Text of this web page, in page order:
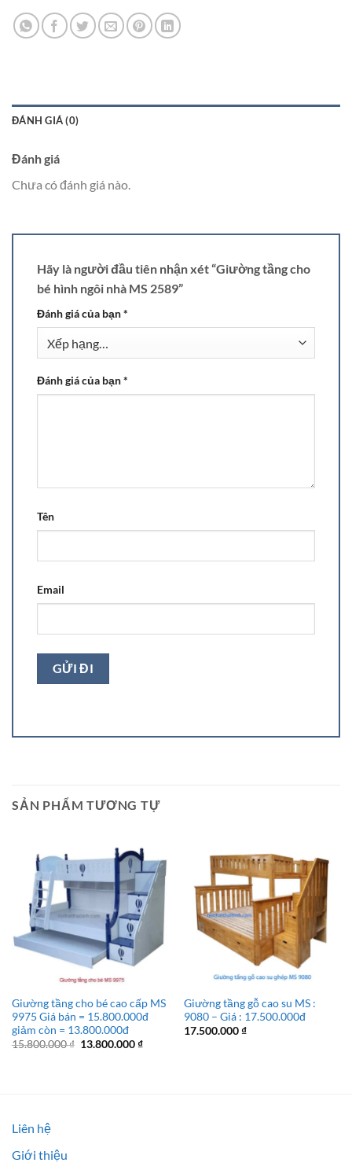
ĐÁNH GIÁ (0)
Đánh giá
Chưa có đánh giá nào.
Hãy là người đầu tiên nhận xét “Giường tầng cho
bé hình ngôi nhà MS 2589”
Đánh giá của bạn*
Đánh giá của bạn*
Tên
Email
SẢN PHẨM TƯƠNG TỰ
Giường tầng cho bé cao cấp MS
9975 Giá bán = 15.800.000đ
giảm còn = 13.800.000đ
15.800.000₫ Giá
13.800.000₫Giá
Giường tầng gỗ cao su MS :
9080 – Giá : 17.500.000đ
17.500.000₫
Liên hệ
Giới thiệu